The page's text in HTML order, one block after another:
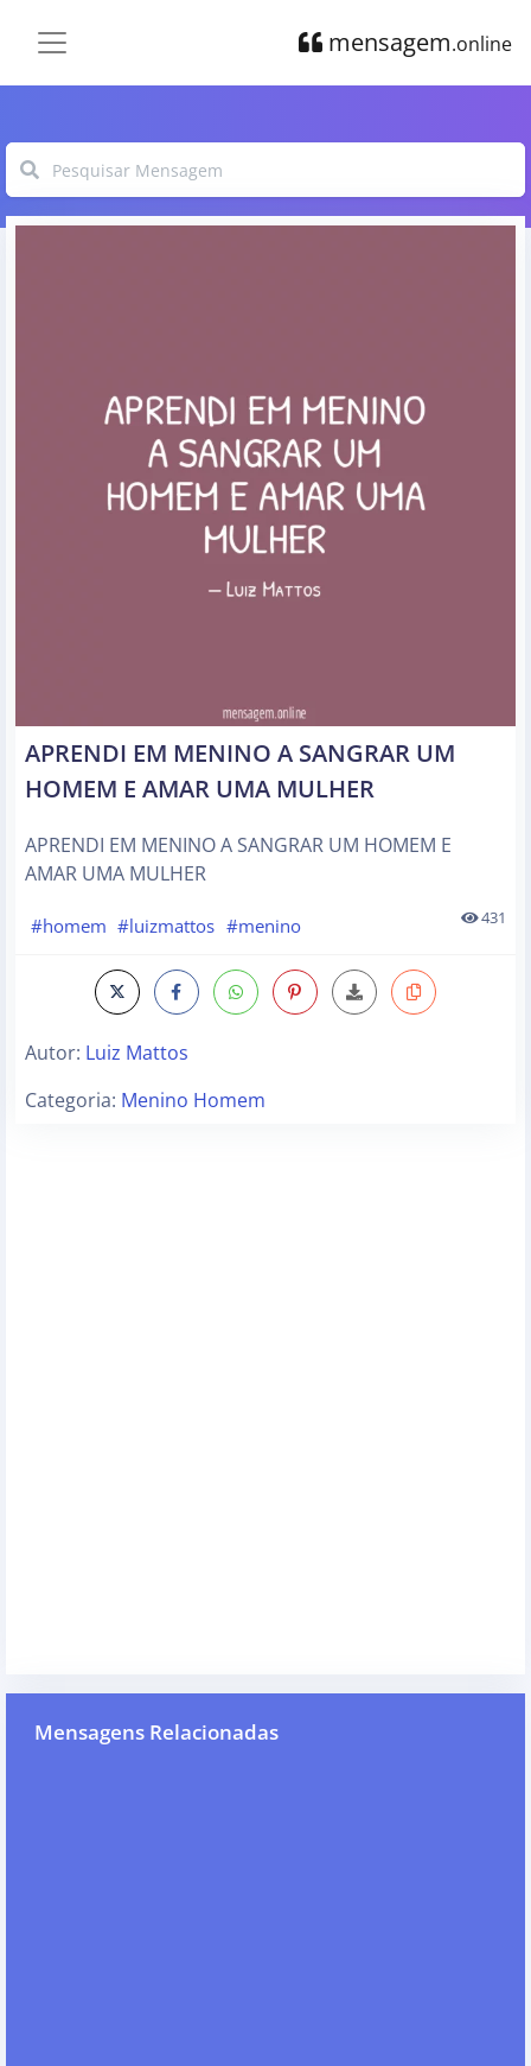
mensagem.online
APRENDI EM MENINO A SANGRAR UM
HOMEM E AMAR UMA MULHER
APRENDI EM MENINO A SANGRAR UM HOMEM E
AMAR UMA MULHER
#homem #luizmattos #menino 431
Autor: Luiz Mattos
Categoria: Menino Homem
Mensagens Relacionadas